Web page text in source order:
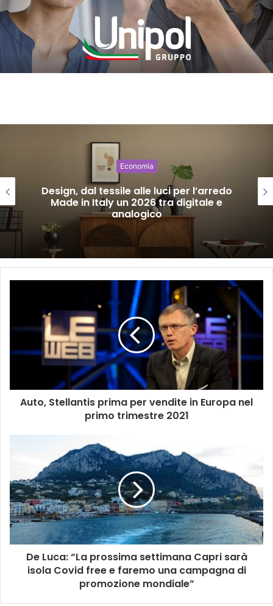
Economia
Design, dal tessile alle luci per l’arredo
Made in Italy un 2026 tra digitale e
analogico
Auto, Stellantis prima per vendite in Europa nel
primo trimestre 2021
De Luca: “La prossima settimana Capri sarà
isola Covid free e faremo una campagna di
promozione mondiale”